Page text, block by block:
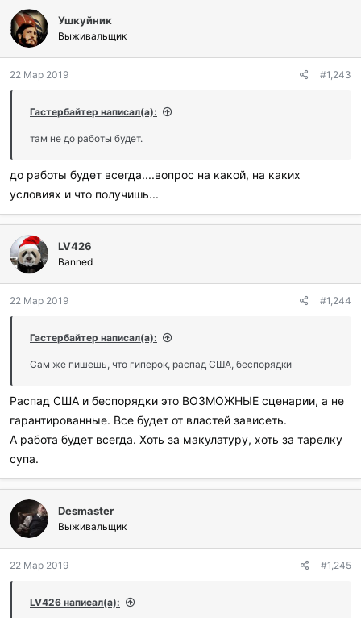
Ушкуйник
Выживальщик
22 Мар 2019 #1,243
Гастербайтер написал(а):
там не до работы будет.
до работы будет всегда....вопрос на какой, на каких
условиях и что получишь...
LV426
Banned
22 Мар 2019 #1,244
Гастербайтер написал(а):
Сам же пишешь, что гиперок, распад США, беспорядки
Распад США и беспорядки это ВОЗМОЖНЫЕ сценарии, а не
гарантированные. Все будет от властей зависеть.
А работа будет всегда. Хоть за макулатуру, хоть за тарелку
супа.
Desmaster
Выживальщик
22 Мар 2019 #1,245
LV426 написал(а):